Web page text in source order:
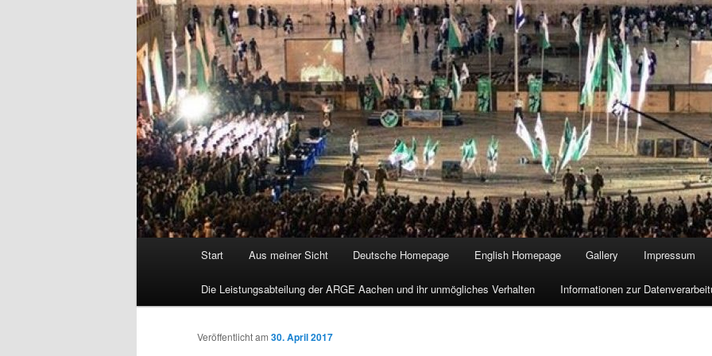
Start Aus meiner Sicht Deutsche Homepage English Homepage Gallery Impressum
Die Leistungsabteilung der ARGE Aachen und ihr unmögliches Verhalten Informationen zur
Veröffentlicht am 30. April 2017